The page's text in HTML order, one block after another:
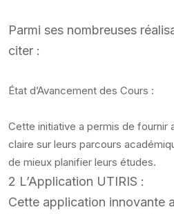
Parmi ses nombreuses
citer :
État d’Avancement des Cours :
Cette initiative a permis de fournir
claire sur leurs parcours
de mieux planifier leurs études.
2 L’Application UTIRIS :
Cette application innovante